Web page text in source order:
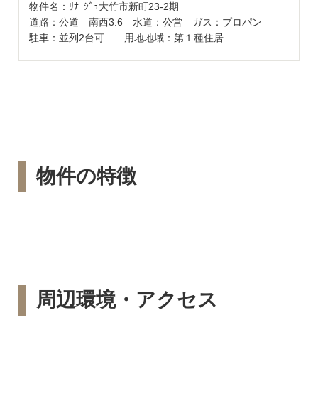
物件名：ﾘﾅｰｼﾞｭ大竹市新町23-2期
道路：公道 南西3.6 水道：公営 ガス：プロパン
駐車：並列2台可 用地地域：第１種住居
物件の特徴
周辺環境・アクセス